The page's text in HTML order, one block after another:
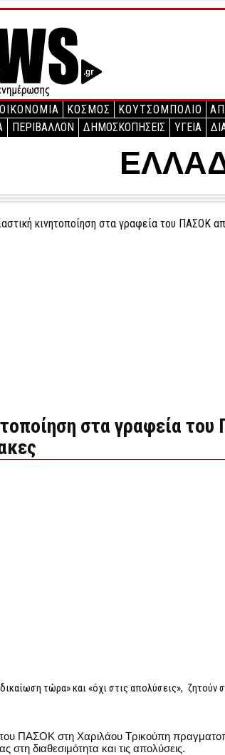
ΟΙΚΟΝΟΜΙΑ ΚΟΣΜΟΣ ΚΟΥΤΣΟΜΠΟΛΙΟ
ΠΕΡΙΒΑΛΛΟΝ ΔΗΜΟΣΚΟΠΗΣΕΙΣ ΥΓΕΙΑ
στα γραφεία
τώρα» και «όχι στις απολύσεις», ζητούν
ΠΑΣΟΚ στη Χαριλάου Τρικούπη
διαθεσιμότητα και τις απολύσεις.